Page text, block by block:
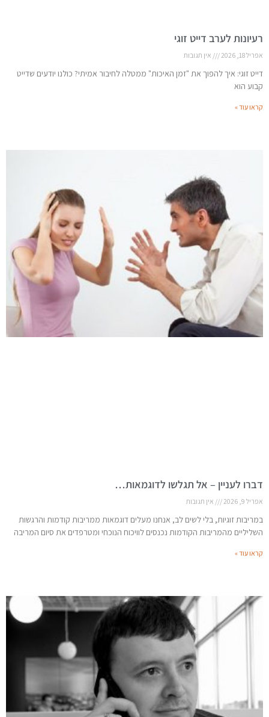
רעיונות לערב דייט זוגי
אפריל 18, 2026 אין תגובות
דייט זוגי: איך להפוך את "זמן האיכות" ממטלה לחיבור אמיתי? כולנו יודעים שדייט
קבוע הוא
קראו עוד »
דברו לעניין – אל תגלשו לדוגמאות…
אפריל 9, 2026 אין תגובות
במריבות זוגיות, בלי לשים לב, אנחנו מעלים דוגמאות ממריבות קודמות והרגשות
השליליים מהמריבות הקודמות נכנסים לוויכוח הנוכחי ומטרפדים את סיום המריבה
קראו עוד »